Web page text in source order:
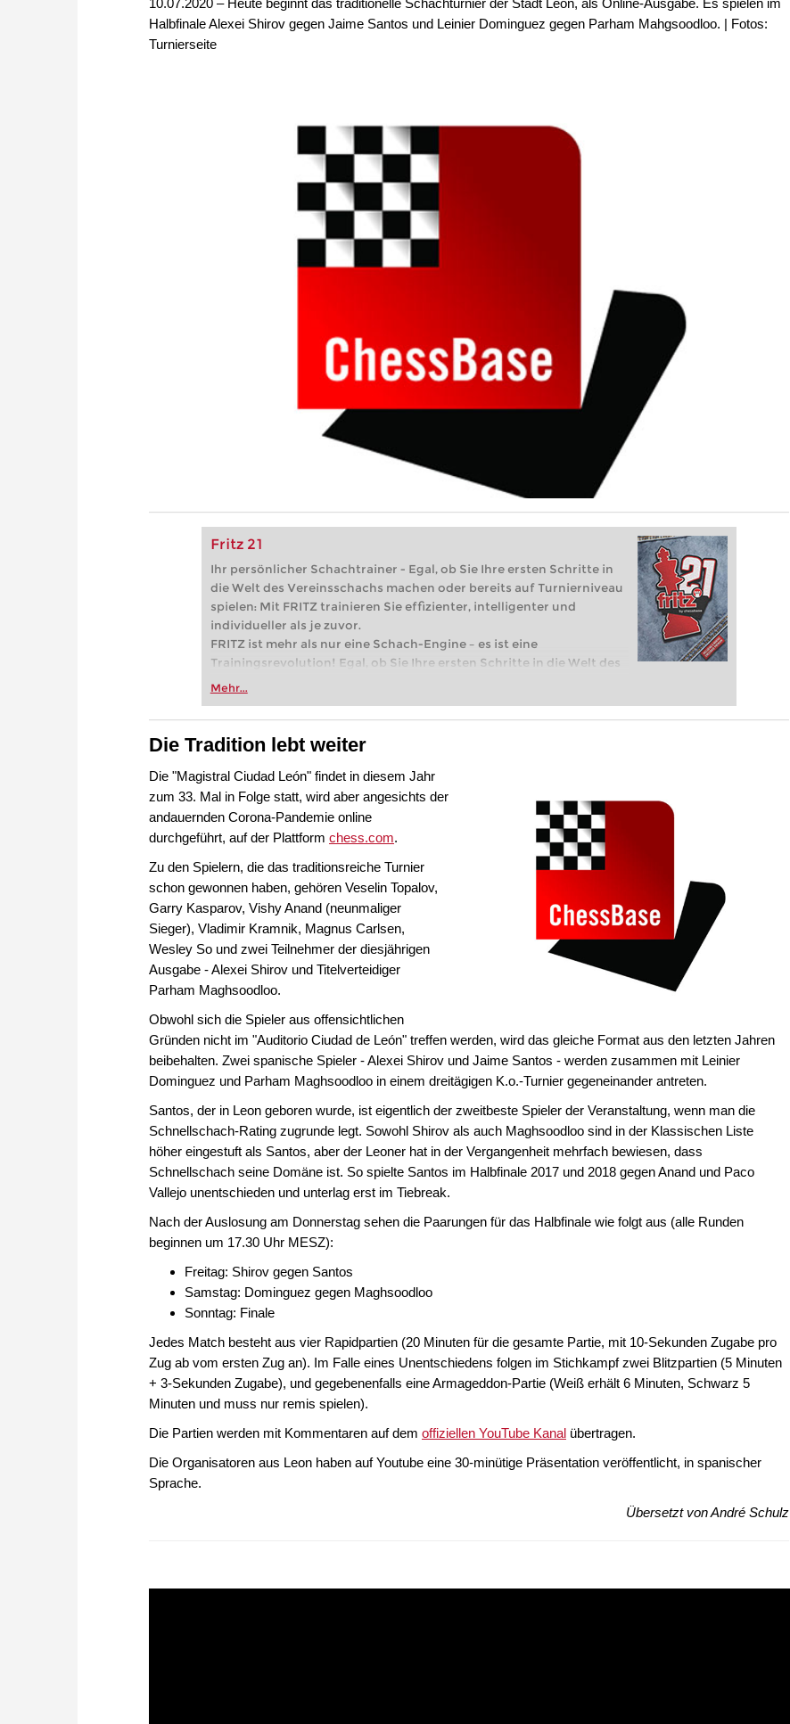
Halbfinale Alexei Shirov gegen Jaime Santos und Leinier Dominguez gegen Parham Mahgsoodloo. | Fotos:
Turnierseite
Fritz 21
Ihr persönlicher Schachtrainer - Egal, ob Sie Ihre ersten Schritte in
die Welt des Vereinsschachs machen oder bereits auf Turnierniveau
spielen: Mit FRITZ trainieren Sie effizienter, intelligenter und
individueller als je zuvor.
FRITZ ist mehr als nur eine Schach-Engine – es ist eine
Trainingsrevolution! Egal, ob Sie Ihre ersten Schritte in die Welt des
Vereinsschachs machen oder bereits auf Turnierniveau spielen: Mit
zuvor.
Mehr...
Die Tradition lebt weiter
Die "Magistral Ciudad León" findet in diesem Jahr
zum 33. Mal in Folge statt, wird aber angesichts der
andauernden Corona-Pandemie online
durchgeführt, auf der Plattform chess.com.
Zu den Spielern, die das traditionsreiche Turnier
schon gewonnen haben, gehören Veselin Topalov,
Garry Kasparov, Vishy Anand (neunmaliger
Sieger), Vladimir Kramnik, Magnus Carlsen,
Wesley So und zwei Teilnehmer der diesjährigen
Ausgabe - Alexei Shirov und Titelverteidiger
Parham Maghsoodloo.
Obwohl sich die Spieler aus offensichtlichen
Gründen nicht im "Auditorio Ciudad de León" treffen werden, wird das gleiche Format aus den letzten Jahren
beibehalten. Zwei spanische Spieler - Alexei Shirov und Jaime Santos - werden zusammen mit Leinier
Dominguez und Parham Maghsoodloo in einem dreitägigen K.o.-Turnier gegeneinander antreten.
Santos, der in Leon geboren wurde, ist eigentlich der zweitbeste Spieler der Veranstaltung, wenn man die
Schnellschach-Rating zugrunde legt. Sowohl Shirov als auch Maghsoodloo sind in der Klassischen Liste
höher eingestuft als Santos, aber der Leoner hat in der Vergangenheit mehrfach bewiesen, dass
Schnellschach seine Domäne ist. So spielte Santos im Halbfinale 2017 und 2018 gegen Anand und Paco
Vallejo unentschieden und unterlag erst im Tiebreak.
Nach der Auslosung am Donnerstag sehen die Paarungen für das Halbfinale wie folgt aus (alle Runden
beginnen um 17.30 Uhr MESZ):
Freitag: Shirov gegen Santos
Samstag: Dominguez gegen Maghsoodloo
Sonntag: Finale
Jedes Match besteht aus vier Rapidpartien (20 Minuten für die gesamte Partie, mit 10-Sekunden Zugabe pro
Zug ab vom ersten Zug an). Im Falle eines Unentschiedens folgen im Stichkampf zwei Blitzpartien (5 Minuten
+ 3-Sekunden Zugabe), und gegebenenfalls eine Armageddon-Partie (Weiß erhält 6 Minuten, Schwarz 5
Minuten und muss nur remis spielen).
Die Partien werden mit Kommentaren auf dem offiziellen YouTube Kanal übertragen.
Die Organisatoren aus Leon haben auf Youtube eine 30-minütige Präsentation veröffentlicht, in spanischer
Sprache.
Übersetzt von André Schulz